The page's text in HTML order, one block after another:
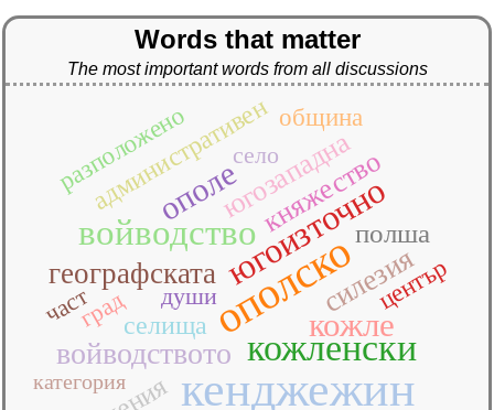
Words that matter
The most important words from all discussions
кенджежин
ополско
кожленски
войводствоюгоизточно
кожле
ополе
войводството
географската силезия
княжество
югозападна
полша
административен
селища
община
разположено
център
град души
село
част
категория